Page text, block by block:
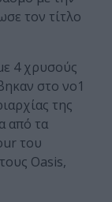
τον τίτλο
4 χρυσούς
στο νο1
της
από τα
του
Oasis,